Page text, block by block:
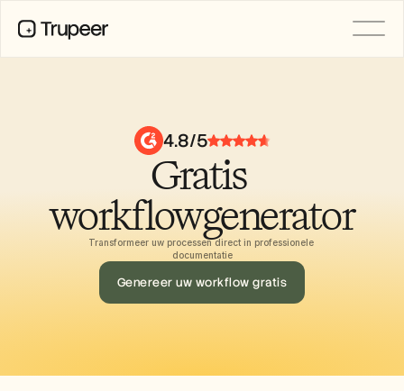
4.8/5
Gratis
workflowgenerator
Transformeer uw processen direct in professionele
documentatie
Genereer uw workflow gratis
Gedeelde pagina's
AI-schermopname